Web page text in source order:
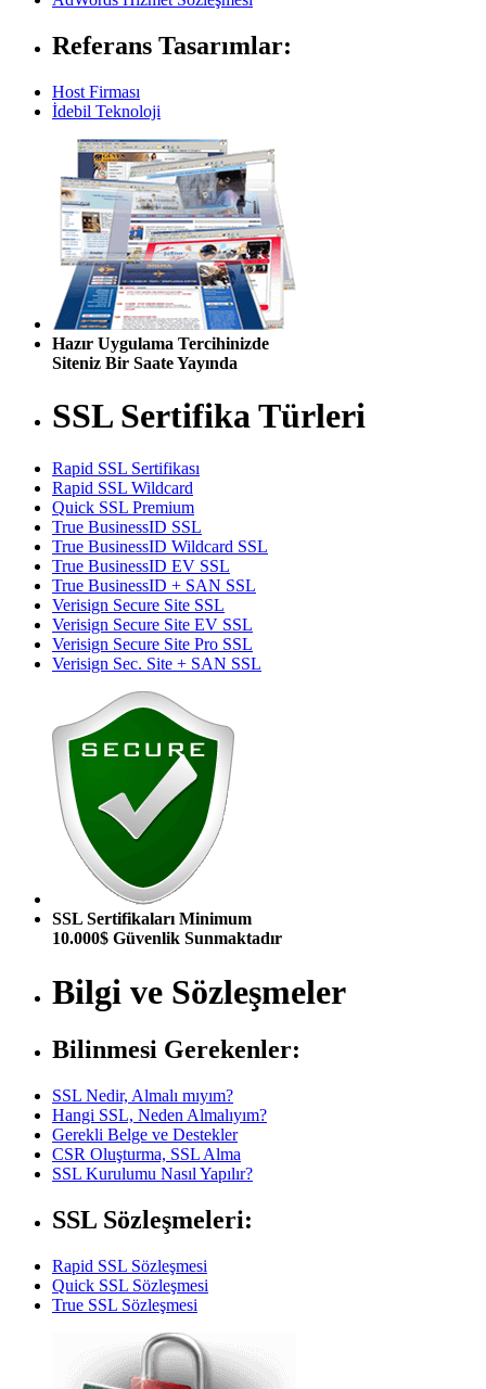
Referans Tasarımlar:
Host Firması
İdebil Teknoloji
Hazır Uygulama Tercihinizde
Siteniz Bir Saate Yayında
SSL Sertifika Türleri
Rapid SSL Sertifikası
Rapid SSL Wildcard
Quick SSL Premium
True BusinessID SSL
True BusinessID Wildcard SSL
True BusinessID EV SSL
True BusinessID + SAN SSL
Verisign Secure Site SSL
Verisign Secure Site EV SSL
Verisign Secure Site Pro SSL
Verisign Sec. Site + SAN SSL
SSL Sertifikaları Minimum
10.000$ Güvenlik Sunmaktadır
Bilgi ve Sözleşmeler
Bilinmesi Gerekenler:
SSL Nedir, Almalı mıyım?
Hangi SSL, Neden Almalıyım?
Gerekli Belge ve Destekler
CSR Oluşturma, SSL Alma
SSL Kurulumu Nasıl Yapılır?
SSL Sözleşmeleri:
Rapid SSL Sözleşmesi
Quick SSL Sözleşmesi
True SSL Sözleşmesi